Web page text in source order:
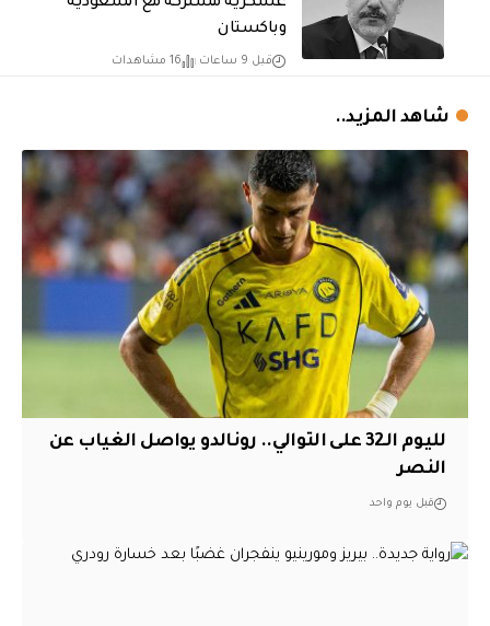
وباكستان
قبل 9 ساعات 16 مشاهدات
شاهد المزيد..
لليوم الـ32 على التوالي.. رونالدو يواصل الغياب عن
النصر
قبل يوم واحد